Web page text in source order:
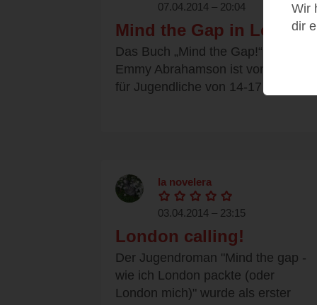
07.04.2014 – 20:04
Mind the Gap in London
Das Buch „Mind the Gap!“ von
Emmy Abrahamson ist vom Verlag
für Jugendliche von 14-17 Jahren...
la novelera
03.04.2014 – 23:15
London calling!
Der Jugendroman "Mind the gap -
wie ich London packte (oder
London mich)" wurde als erster
Wir
dir